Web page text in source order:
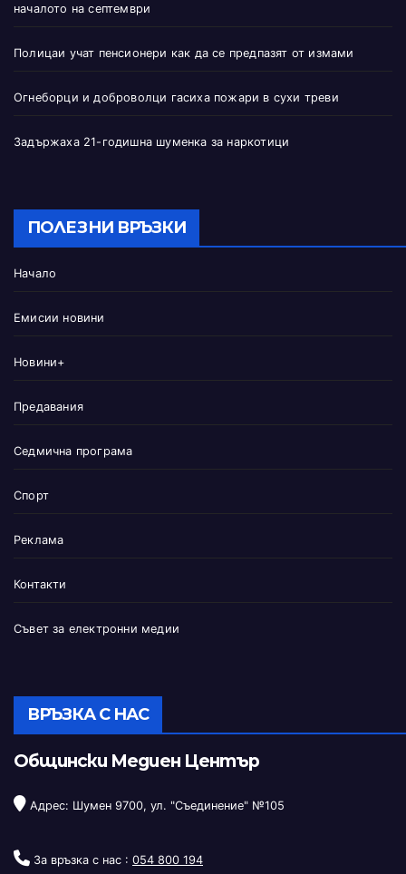
началото на септември
Полицаи учат пенсионери как да се предпазят от измами
Огнеборци и доброволци гасиха пожари в сухи треви
Задържаха 21-годишна шуменка за наркотици
ПОЛЕЗНИ ВРЪЗКИ
Начало
Емисии новини
Новини+
Предавания
Седмична програма
Спорт
Реклама
Контакти
Съвет за електронни медии
ВРЪЗКА С НАС
Общински Медиен Център
Адрес: Шумен 9700, ул. "Съединение" №105
За връзка с нас : 054 800 194